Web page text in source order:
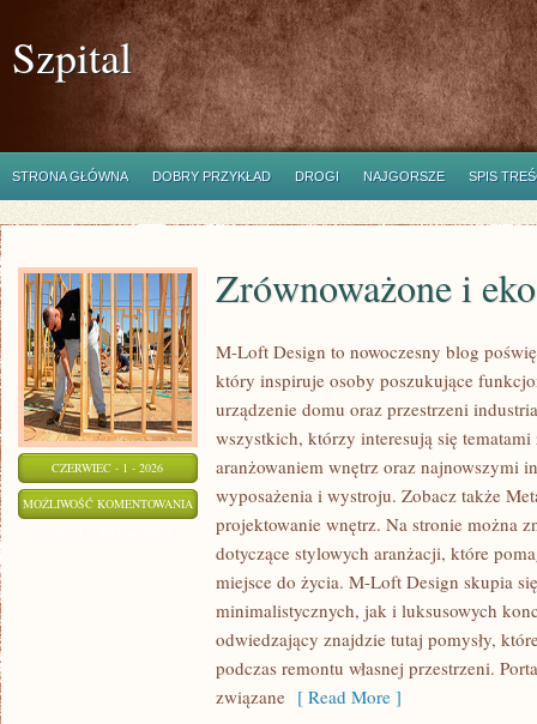
Szpital
STRONA GŁÓWNA DOBRY PRZYKŁAD DROGI NAJGORSZE SPIS
CZERWIEC - 1 - 2026
MOŻLIWOŚĆ KOMENTOWANIA ZRÓWNOWAŻONE
WNĘTRZA
Zrównoważone i
M-Loft Design to nowoczesny blog
który inspiruje osoby poszukujące
urządzenie domu oraz przestrzeni
wszystkich, którzy interesują się
aranżowaniem wnętrz oraz najnowszymi
wyposażenia i wystroju. Zobacz także
projektowanie wnętrz. Na stronie można
dotyczące stylowych aranżacji, które
miejsce do życia. M-Loft Design skupia
minimalistycznych, jak i luksusowych
odwiedzający znajdzie tutaj pomysły,
podczas remontu własnej przestrzeni.
związane [ Read More ]